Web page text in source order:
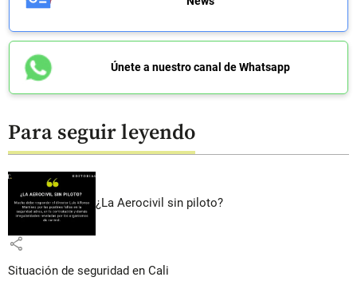
Únete a nuestro canal de Whatsapp
Para seguir leyendo
¿La Aerocivil sin piloto?
share
Situación de seguridad en Cali